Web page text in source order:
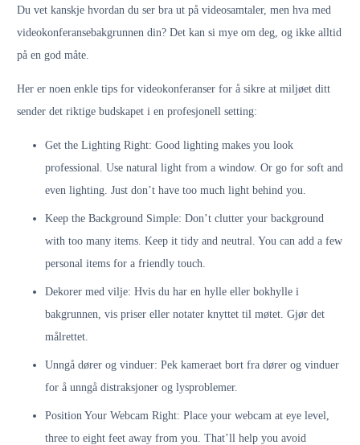
Du vet kanskje hvordan du ser bra ut på videosamtaler, men hva med
videokonferansebakgrunnen din? Det kan si mye om deg, og ikke alltid
på en god måte.
Her er noen enkle tips for videokonferanser for å sikre at miljøet ditt
sender det riktige budskapet i en profesjonell setting:
Get the Lighting Right: Good lighting makes you look
professional. Use natural light from a window. Or go for soft and
even lighting. Just don’t have too much light behind you.
Keep the Background Simple: Don’t clutter your background
with too many items. Keep it tidy and neutral. You can add a few
personal items for a friendly touch.
Dekorer med vilje: Hvis du har en hylle eller bokhylle i
bakgrunnen, vis priser eller notater knyttet til møtet. Gjør det
målrettet.
Unngå dører og vinduer: Pek kameraet bort fra dører og vinduer
for å unngå distraksjoner og lysproblemer.
Position Your Webcam Right: Place your webcam at eye level,
three to eight feet away from you. That’ll help you avoid